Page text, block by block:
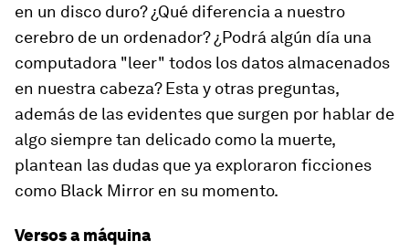
en un disco duro? ¿Qué diferencia a nuestro
cerebro de un ordenador? ¿Podrá algún día una
computadora "leer" todos los datos almacenados
en nuestra cabeza? Esta y otras preguntas,
además de las evidentes que surgen por hablar de
algo siempre tan delicado como la muerte,
plantean las dudas que ya exploraron ficciones
como Black Mirror en su momento.
Versos a máquina